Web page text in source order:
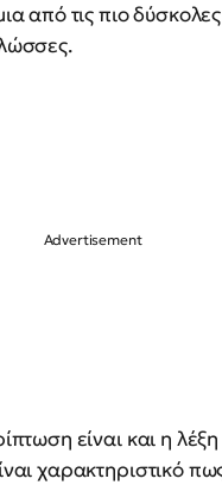
από τις πιο δύσκολες
είναι και η λέξη
χαρακτηριστικό